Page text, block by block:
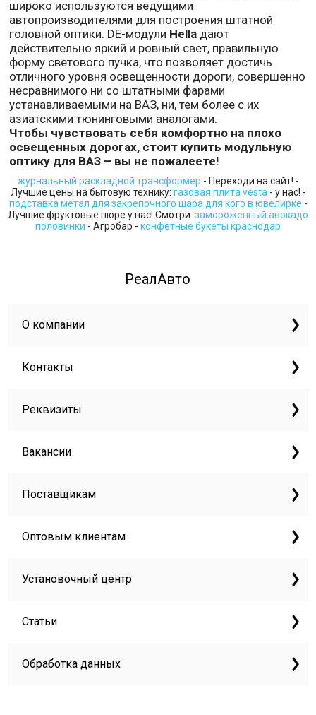
широко используются ведущими
автопроизводителями для построения штатной
головной оптики. DE-модули Hella дают
действительно яркий и ровный свет, правильную
форму светового пучка, что позволяет достичь
отличного уровня освещенности дороги, совершенно
несравнимого ни со штатными фарами
устанавливаемыми на ВАЗ, ни, тем более с их
азиатскими тюнинговыми аналогами.
Чтобы чувствовать себя комфортно на плохо
освещенных дорогах, стоит купить модульную
оптику для ВАЗ – вы не пожалеете!
журнальный раскладной трансформер - Переходи на сайт! -
Лучшие цены на бытовую технику: газовая плита vesta- у нас! -
подставка метал для закрепочного шара для кого в ювелирке -
Лучшие фруктовые пюре у нас! Смотри: замороженный авокадо
половинки - Агробар - конфетные букеты краснодар
РеалАвто
О компании
Контакты
Реквизиты
Вакансии
Поставщикам
Оптовым клиентам
Установочный центр
Статьи
Обработка данных